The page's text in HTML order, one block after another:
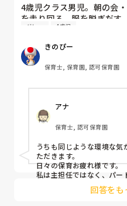
4歳児クラス男児。朝の会
を走り回る、服を脱ぎだす
します。
先生は他にもクラス内に要
対応で精一杯です。
私がその子の対応をして
まってしまい、クラス全
み余計に興奮状態となる…
っています。
何か少しでも良い方法はな
グレー 4歳児
きのぴー
保育士, 保育園, 認可保育園
アナ
保育士, 認可保育園
うちも同じような環境な
ただきます。
日々の保育お疲れ様です。
私は主担任ではなく、パー
回答をも